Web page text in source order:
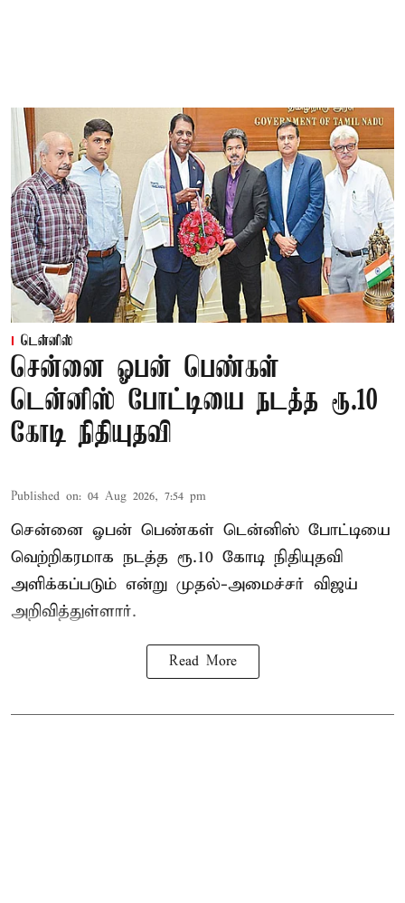
டென்னிஸ்
சென்னை ஓபன் பெண்கள்
டென்னிஸ் போட்டியை நடத்த ரூ.10
கோடி நிதியுதவி
Published on: 04 Aug 2026, 7:54 pm
சென்னை ஓபன் பெண்கள் டென்னிஸ் போட்டியை
வெற்றிகரமாக நடத்த ரூ.10 கோடி நிதியுதவி
அளிக்கப்படும் என்று முதல்-அமைச்சர் விஜய்
அறிவித்துள்ளார்.
Read More